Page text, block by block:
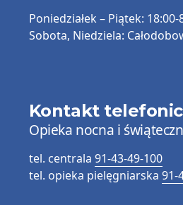
Poniedziałek – Piątek: 18:00-
Sobota, Niedziela:
Kontakt
Opieka nocna i
tel. centrala 91-43-49-100
tel. opieka pielęgniarska 91-